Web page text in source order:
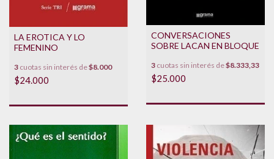
LA EROTICA Y LO
FEMENINO
3 cuotas sin interés de$8.000
$24.000
CONVERSACIONES
SOBRE LACAN EN BLOQUE
3 cuotas sin interés de$8.333,33
$25.000